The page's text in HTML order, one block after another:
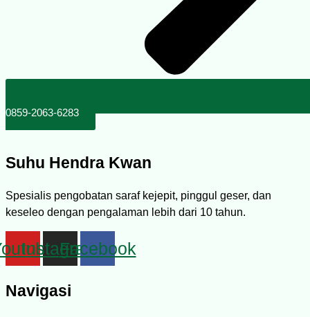
0859-2063-6283
Suhu Hendra Kwan
Spesialis pengobatan saraf kejepit, pinggul geser, dan
keseleo dengan pengalaman lebih dari 10 tahun.
InstagramFacebook
Navigasi